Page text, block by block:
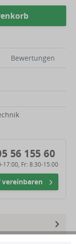
Bewertungen
56 155 60
17:00, Fr: 8:30-15:00
vereinbaren